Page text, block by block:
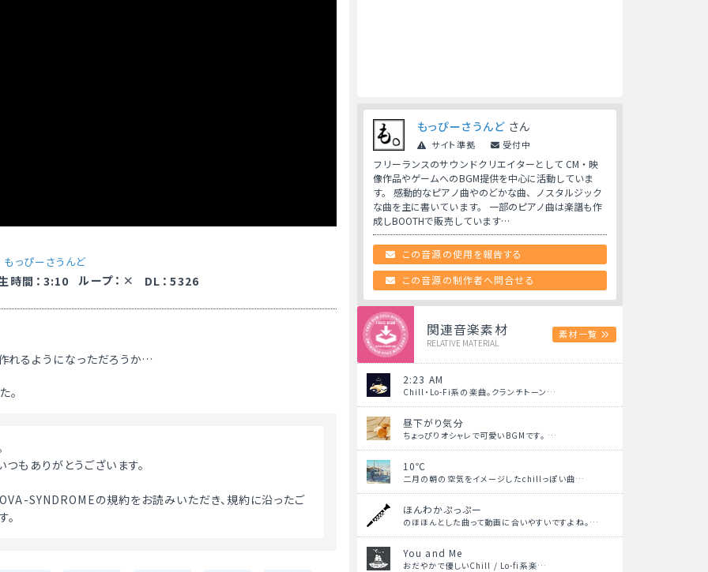
もっぴーさうんど
時間 ： 3:10 ループ ： DL ： 5326
れるようになっただろうか…
。
もありがとうございます。
SYNDROMEの規約をお読みいただき、規約に沿ったご
もっぴーさうんど さん
サイト準拠 受付中
フリーランスのサウンドクリエイターとして CM・映
像作品やゲームへのBGM提供を中心に活動していま
す。 感動的なピアノ曲やのどかな曲、ノスタルジック
な曲を主に書いています。 一部のピアノ曲は楽譜も作
成しBOOTHで販売しています…
この音源の使用を報告する
この音源の制作者へ問合せる
関連音楽素材
RELATIVE MATERIAL
素材一覧
2:23 AM
Chill・Lo-Fi系の楽曲。クランチトーン…
昼下がり気分
ちょっぴりオシャレで可愛いBGMです。 …
10℃
二月の朝の空気をイメージしたchillっぽい曲…
ほんわかぷっぷー
のほほんとした曲って動画に合いやすいですよね。…
You and Me
おだやかで優しいChill / Lo-fi系楽…